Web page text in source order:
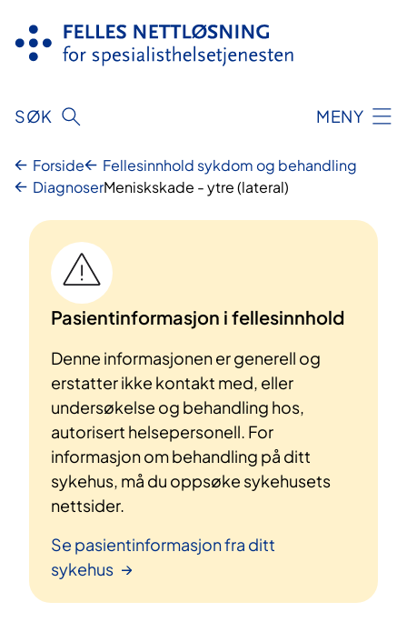
innhold
SØK MENY
Forside
Fellesinnhold sykdom og behandling
DiagnoserMeniskskade - ytre (lateral)
Pasientinformasjon i fellesinnhold
Denne informasjonen er generell og
erstatter ikke kontakt med, eller
undersøkelse og behandling hos,
autorisert helsepersonell. For
informasjon om behandling på ditt
sykehus, må du oppsøke sykehusets
nettsider.
Se pasientinformasjon fra ditt
sykehus